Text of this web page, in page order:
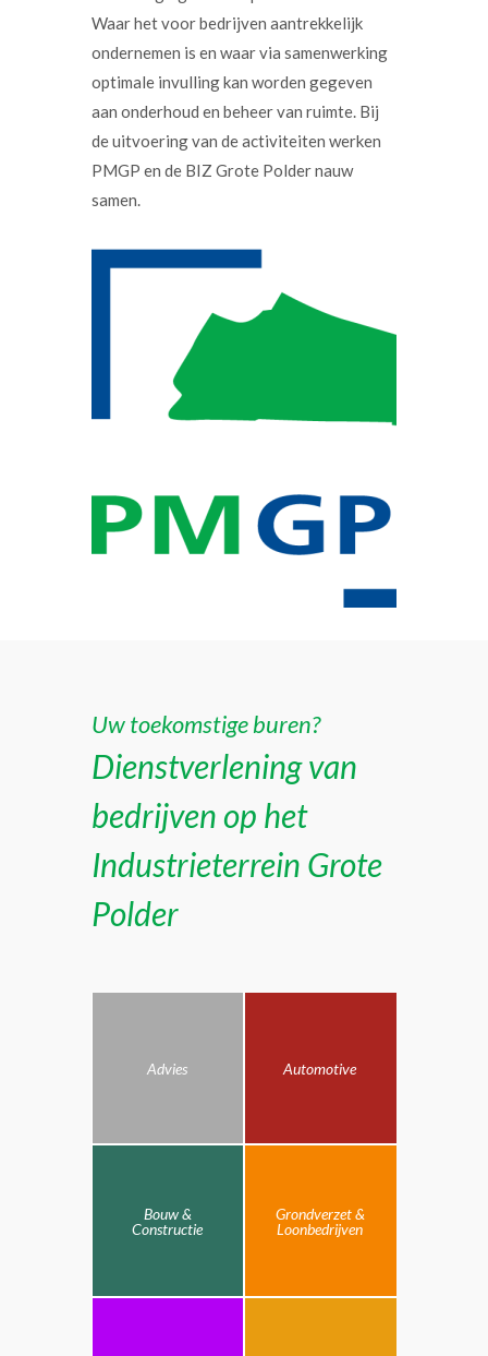
Waar het voor bedrijven aantrekkelijk
ondernemen is en waar via samenwerking
optimale invulling kan worden gegeven
aan onderhoud en beheer van ruimte. Bij
de uitvoering van de activiteiten werken
PMGP en de BIZ Grote Polder nauw
samen.
Uw toekomstige buren?
Dienstverlening van
bedrijven op het
Industrieterrein Grote
Polder
Advies Automotive
Bouw &
Constructie
Grondverzet &
Loonbedrijven